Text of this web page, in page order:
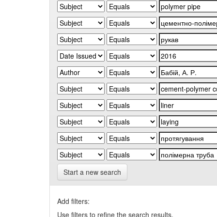
Start a new search
Add filters:
Use filters to refine the search results.